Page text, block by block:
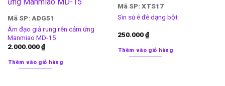
Mã SP: ADG51
Âm đạo giả rung rên cảm ứng
Manmiao MD-15
2.000.000₫
Thêm vào giỏ hàng
Mã SP: XTS17
Sìn sú ê đê dạng bột
250.000₫
Thêm vào giỏ hàng